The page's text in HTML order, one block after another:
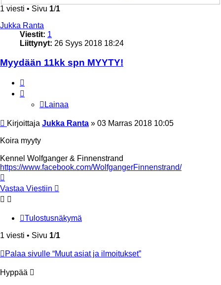
1 viesti • Sivu 1/1
Jukka Ranta
Viestit: 1
Liittynyt: 26 Syys 2018 18:24
Myydään 11kk spn MYYTY!
Lainaa
Viesti
Kirjoittaja Jukka Ranta » 03 Marras 2018 10:05
Koira myyty
Kennel Wolfganger & Finnenstrand
https://www.facebook.com/WolfgangerFinnenstrand/
Vastaa Viestiin
Tulostusnäkymä
1 viesti • Sivu 1/1
Palaa sivulle “Muut asiat ja ilmoitukset”
Hyppää